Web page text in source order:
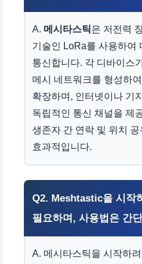
A. 메시타스틱은 저전력
기술인 LoRa를 사용하여
통신합니다. 각 디바이스
메시 네트워크를 형성하
확장하며, 인터넷이나 기
독립적인 통신 채널을 제
생존자 간 연락 및 위치 공
효과적입니다.
Q2. Meshtastic을 시작
필요하며, 사용법은 간
A. 메시타스틱을 시작하